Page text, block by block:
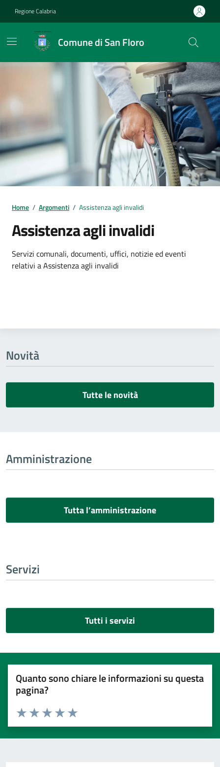
Regione Calabria
Comune di San Floro
Home / Argomenti / Assistenza agli invalidi
Assistenza agli invalidi
Dettagli dell'argomento
Servizi comunali, documenti, uffici, notizie ed eventi
relativi a Assistenza agli invalidi
Novità
Tutte le novità
Amministrazione
Tutta l’amministrazione
Servizi
Tutti i servizi
Quanto sono chiare le informazioni su questa
pagina?
Valuta 5 stelle su 5
Valuta 4 stelle su 5
Valuta 3 stelle su 5
Valuta 2 stelle su 5
Valuta 1 stelle su 5